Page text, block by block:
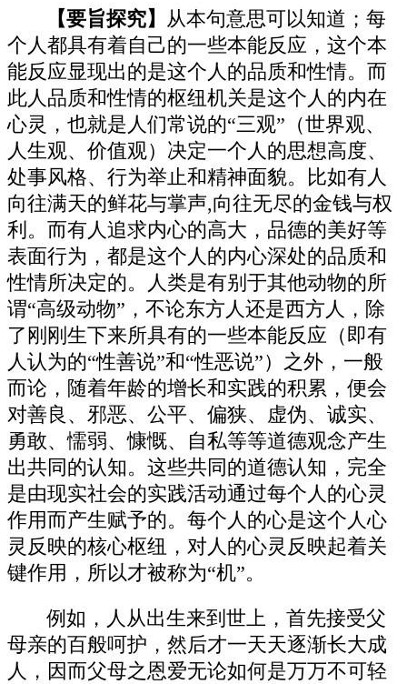
【要旨探究】
从本句意思可以知道；每
个人都具有着自己的一些本能反应，这个本
能反应显现出的是这个人的品质和性情。而
此人品质和性情的枢纽机关是这个人的内在
心灵，也就是人们常说的“三观”（世界观、
人生观、价值观）决定一个人的思想高度、
处事风格、行为举止和精神面貌。比如有人
向往满天的鲜花与掌声,向往无尽的金钱与权
利。而有人追求内心的高大，品德的美好等
表面行为，都是这个人的内心深处的品质和
性情所决定的。人类是有别于其他动物的所
谓“高级动物”，不论东方人还是西方人，除
了刚刚生下来所具有的一些本能反应（即有
人认为的“性善说”和“性恶说”）之外，一般
而论，随着年龄的增长和实践的积累，便会
对善良、邪恶、公平、偏狭、虚伪、诚实、
勇敢、懦弱、慷慨、自私等等道德观念产生
出共同的认知。这些共同的道德认知，完全
是由现实社会的实践活动通过每个人的心灵
作用而产生赋予的。每个人的心是这个人心
灵反映的核心枢纽，对人的心灵反映起着关
键作用，所以才被称为“机”。
例如，人从出生来到世上，首先接受父
母亲的百般呵护，然后才一天天逐渐长大成
人，因而父母之恩爱无论如何是万万不可轻